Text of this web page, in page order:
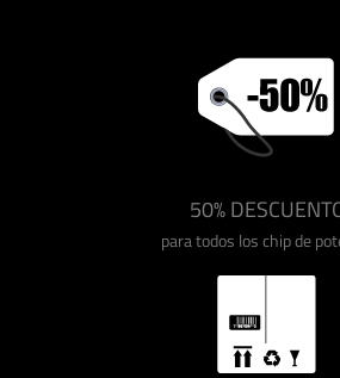
50%
para todos los chip de